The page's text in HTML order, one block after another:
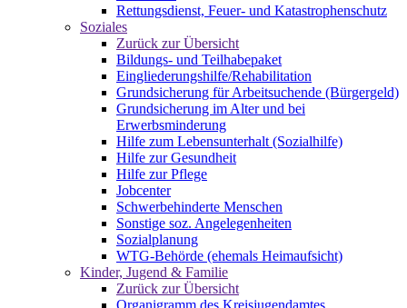
Rettungsdienst, Feuer- und Katastrophenschutz
Soziales
Zurück zur Übersicht
Bildungs- und Teilhabepaket
Eingliederungshilfe/Rehabilitation
Grundsicherung für Arbeitsuchende (Bürgergeld)
Grundsicherung im Alter und bei
Erwerbsminderung
Hilfe zum Lebensunterhalt (Sozialhilfe)
Hilfe zur Gesundheit
Hilfe zur Pflege
Jobcenter
Schwerbehinderte Menschen
Sonstige soz. Angelegenheiten
Sozialplanung
WTG-Behörde (ehemals Heimaufsicht)
Kinder, Jugend & Familie
Zurück zur Übersicht
Organigramm des Kreisjugendamtes